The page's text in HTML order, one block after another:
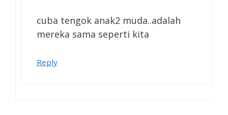
cuba tengok anak2 muda..adalah
mereka sama seperti kita
Reply